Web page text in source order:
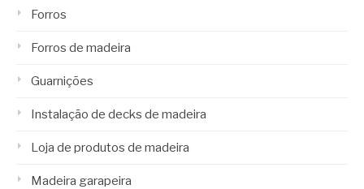
Forros
Forros de madeira
Guarnições
Instalação de decks de madeira
Loja de produtos de madeira
Madeira garapeira